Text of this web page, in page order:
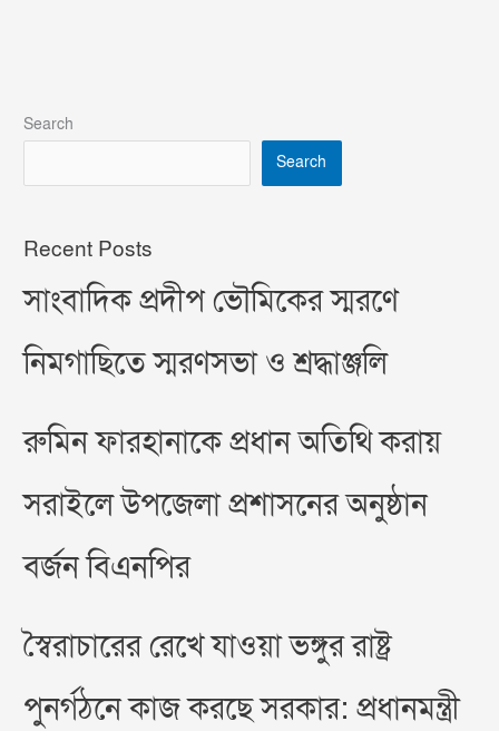
Search
Search
Recent Posts
সাংবাদিক প্রদীপ ভৌমিকের স্মরণে
নিমগাছিতে স্মরণসভা ও শ্রদ্ধাঞ্জলি
রুমিন ফারহানাকে প্রধান অতিথি করায়
সরাইলে উপজেলা প্রশাসনের অনুষ্ঠান
বর্জন বিএনপির
স্বৈরাচারের রেখে যাওয়া ভঙ্গুর রাষ্ট্র
পুনর্গঠনে কাজ করছে সরকার: প্রধানমন্ত্রী